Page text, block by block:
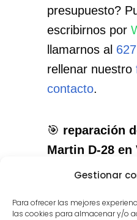
Gestionar
Para ofrecer las mejores
las cookies para almacenar y/o
presupuesto?
escribirnos por
llamarnos al
rellenar nuestro
contacto.
🎯 reparación
Martin D-28
Odón: el
instrumento.